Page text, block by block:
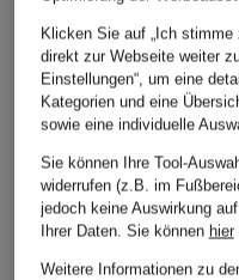
Klicken Sie auf „Ich
direkt zur Webseite weiter
Einstellungen“, um eine
Kategorien und eine
sowie eine individuelle
Sie können Ihre Tool-
widerrufen (z.B. im
jedoch keine Auswirkung
Ihrer Daten. Sie können hier
Weitere Informationen zu